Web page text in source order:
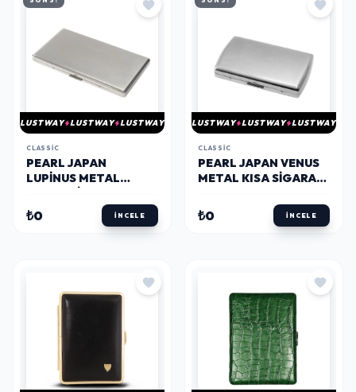
LUSTWAY LUSTWAY LUSTWAY
CLASSIC
PEARL JAPAN
LUPINUS METAL
TABAKASI SATIN
10LUI
₺0 İNCELE
LUSTWAY LUSTWAY LUSTWAY
CLASSIC
PEARL JAPAN VENUS
METAL KISA SIGARA
SATIN 12LI
₺0 İNCELE